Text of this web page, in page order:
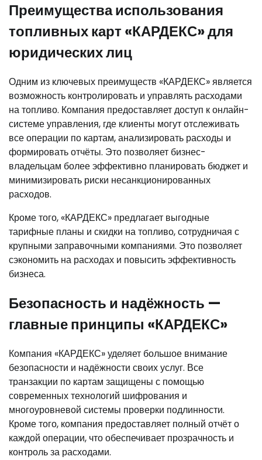
Преимущества использования
топливных карт «КАРДЕКС» для
юридических лиц
Одним из ключевых преимуществ «КАРДЕКС» является
возможность контролировать и управлять расходами
на топливо. Компания предоставляет доступ к онлайн-
системе управления, где клиенты могут отслеживать
все операции по картам, анализировать расходы и
формировать отчёты. Это позволяет бизнес-
владельцам более эффективно планировать бюджет и
минимизировать риски несанкционированных
расходов.
Кроме того, «КАРДЕКС» предлагает выгодные
тарифные планы и скидки на топливо, сотрудничая с
крупными заправочными компаниями. Это позволяет
сэкономить на расходах и повысить эффективность
бизнеса.
Безопасность и надёжность —
главные принципы «КАРДЕКС»
Компания «КАРДЕКС» уделяет большое внимание
безопасности и надёжности своих услуг. Все
транзакции по картам защищены с помощью
современных технологий шифрования и
многоуровневой системы проверки подлинности.
Кроме того, компания предоставляет полный отчёт о
каждой операции, что обеспечивает прозрачность и
контроль за расходами.